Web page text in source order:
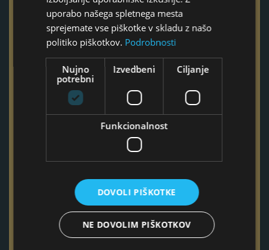
Telefon
Ta polja izpolnite samo v primeru, če imate vprašanje ali
Naziv podjetja
Odgovorna oseba podjetja
uporabo našega spletnega mesta
sprejemate vse piškotke v skladu z našo
politiko piškotkov. Podrobnosti
Nujno
potrebni
Izvedbeni Ciljanje
Funkcionalnost
DOVOLI PIŠKOTKE
NE DOVOLIM PIŠKOTKOV